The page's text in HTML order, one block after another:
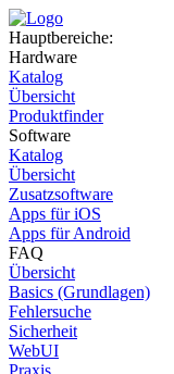
Hauptbereiche:
Hardware
Katalog
Übersicht
Produktfinder
Software
Katalog
Übersicht
Zusatzsoftware
Apps für iOS
Apps für Android
FAQ
Übersicht
Basics (Grundlagen)
Fehlersuche
Sicherheit
WebUI
Praxis